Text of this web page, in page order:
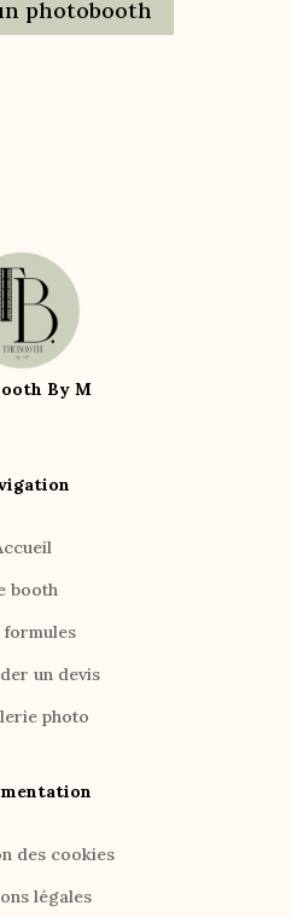
photobooth
By M
booth
formules
un devis
photo
des cookies
légales